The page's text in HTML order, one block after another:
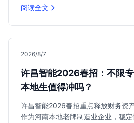
阅读全文
2026/8/7
许昌智能2026春招：不限
本地生值得冲吗？
许昌智能2026春招重点释放财务资
作为河南本地老牌制造业企业，稳